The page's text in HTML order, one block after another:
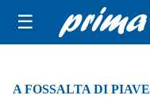
☰
A FOSSALTA DI PIAVE